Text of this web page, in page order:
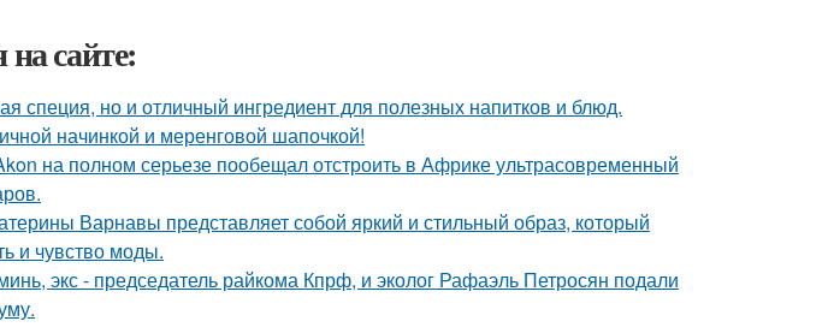
сайте:
специя, но и отличный ингредиент для полезных напитков и блюд.
начинкой и меренговой шапочкой!
на полном серьезе пообещал отстроить в Африке ультрасовременный
Варнавы представляет собой яркий и стильный образ, который
и чувство моды.
экс - председатель райкома Кпрф, и эколог Рафаэль Петросян подали